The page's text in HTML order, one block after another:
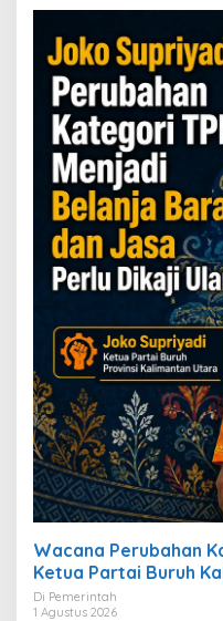
Wacana Perubahan
Ketua Partai Buruh
Regulasi
Di Pemerintah
1 Agustus 2026